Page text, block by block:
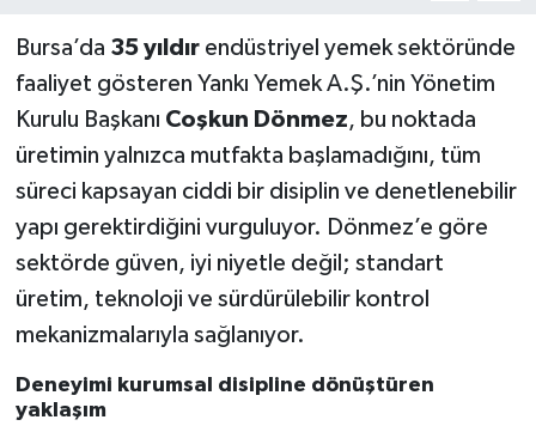
Bursa’da 35 yıldırendüstriyel yemek sektöründe
faaliyet gösteren Yankı Yemek A.Ş.’nin Yönetim
Kurulu Başkanı Coşkun Dönmez, bu noktada
üretimin yalnızca mutfakta başlamadığını, tüm
süreci kapsayan ciddi bir disiplin ve denetlenebilir
yapı gerektirdiğini vurguluyor. Dönmez’e göre
sektörde güven, iyi niyetle değil; standart
üretim, teknoloji ve sürdürülebilir kontrol
mekanizmalarıyla sağlanıyor.
Deneyimi kurumsal disipline dönüştüren
yaklaşım